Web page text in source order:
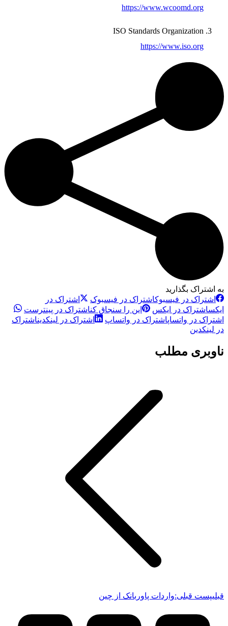
https://www.wcoomd.org
ISO Standards Organization
https://www.iso.org
به اشتراک بگذارید
اشتراک در فیسبوکاشتراک در فیسبوک
اشتراک در
ایکساشتراک در ایکس این را سنجاق کناشتراک در پینترست
اشتراک در واتساپاشتراک در واتساپ اشتراک در لینکدیناشتراک
در لینکدین
ناوبری مطلب
قبلیپست قبلی:واردات پاوربانک از چین